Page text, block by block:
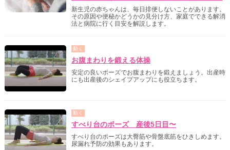
新生児の赤ちゃんは、毎日排便しないことがあります。
その原因や便秘かどうかの見分け方、家庭でできる解消
法と病院に行く目安を解説します。
動く
お腹まわりを鍛える体操
安定の良いポーズでお腹まわりを鍛えましょう。出産時
にも出産後のシェイプアップにも役立ちます。
動く
すべり台のポーズ 産後5日目〜
すべり台のポーズは大臀筋や骨盤底筋をひきしめます。
尿漏れ予防の効果もあります。